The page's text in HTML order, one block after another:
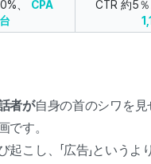
、 CPA
CTR 約5
者が自身の首のシワを
です。
こし、「広告」という